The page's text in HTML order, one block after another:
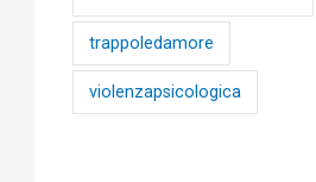
trappoledamore
violenzapsicologica